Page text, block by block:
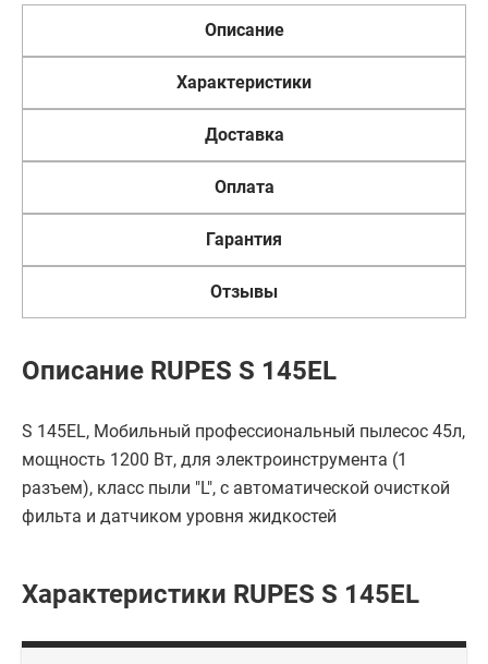
Описание
Характеристики
Доставка
Оплата
Гарантия
Отзывы
Описание RUPES S 145EL
S 145EL, Мобильный профессиональный пылесос 45л,
мощность 1200 Вт, для электроинструмента (1
разъем), класс пыли "L", с автоматической очисткой
фильта и датчиком уровня жидкостей
Характеристики RUPES S 145EL